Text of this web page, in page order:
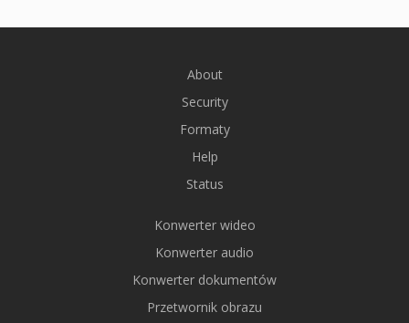
About
Security
Formaty
Help
Status
Konwerter wideo
Konwerter audio
Konwerter dokumentów
Przetwornik obrazu